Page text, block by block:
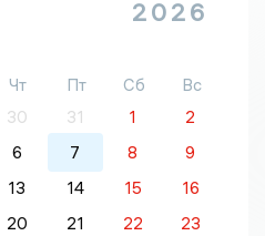
2026
Чт Пт Сб
Вс
30 31 1
2
6 7 8
9
13 14 15
16
20 21 22
23